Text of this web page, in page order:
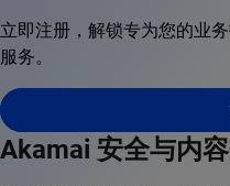
立即注册，解锁专为您的业
服务。
Akamai 安全与内